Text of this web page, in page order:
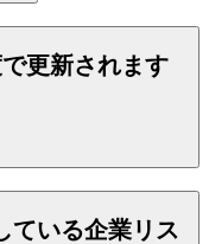
更新されます
いる企業リス